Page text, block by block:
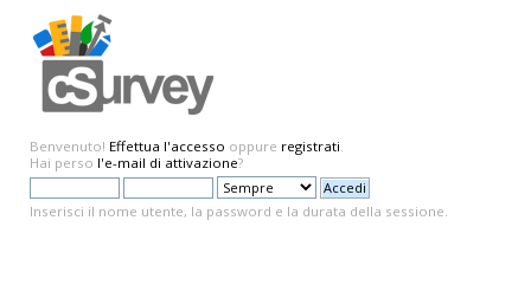
Benvenuto! Effettua l'accesso oppure registrati.
Hai perso l'e-mail di attivazione?
Inserisci il nome utente, la password e la durata della sessione.